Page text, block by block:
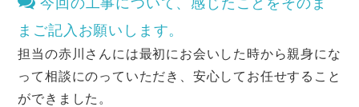
今回の工事について、感じたことをそのま
まご記入お願いします。
担当の赤川さんには最初にお会いした時から親身にな
って相談にのっていただき、安心してお任せすること
ができました。